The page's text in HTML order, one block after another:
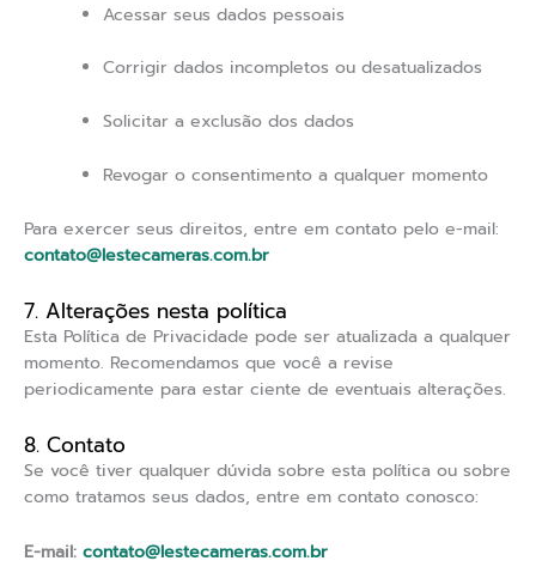
Acessar seus dados pessoais
Corrigir dados incompletos ou desatualizados
Solicitar a exclusão dos dados
Revogar o consentimento a qualquer momento
Para exercer seus direitos, entre em contato pelo e-mail:
contato@lestecameras.com.br
7. Alterações nesta política
Esta Política de Privacidade pode ser atualizada a qualquer
momento. Recomendamos que você a revise
periodicamente para estar ciente de eventuais alterações.
8. Contato
Se você tiver qualquer dúvida sobre esta política ou sobre
como tratamos seus dados, entre em contato conosco:
E-mail: contato@lestecameras.com.br